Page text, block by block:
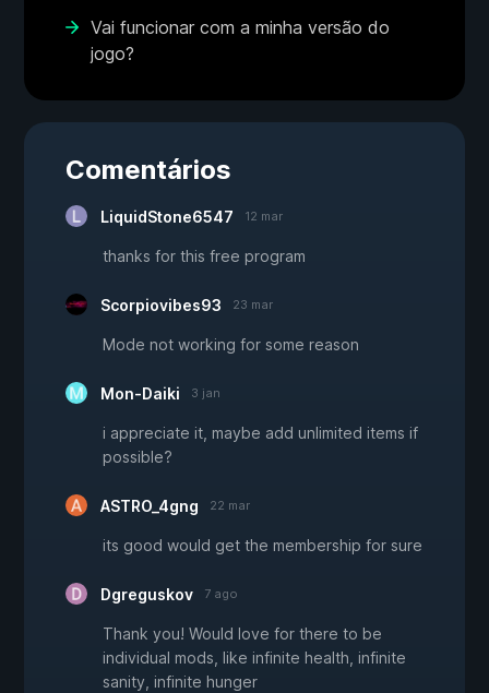
Vai funcionar com a minha versão do
jogo?
Comentários
LiquidStone6547 12 mar
thanks for this free program
Scorpiovibes93 23 mar
Mode not working for some reason
Mon-Daiki 3 jan
i appreciate it, maybe add unlimited items if
possible?
ASTRO_4gng 22 mar
its good would get the membership for sure
Dgreguskov 7 ago
Thank you! Would love for there to be
individual mods, like infinite health, infinite
sanity, infinite hunger